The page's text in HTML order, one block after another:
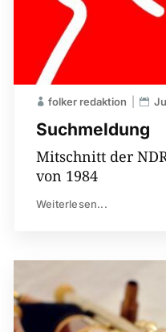
Suchmeldung
folker redaktion
Mitschnitt der
von 1984
Weiterlesen...